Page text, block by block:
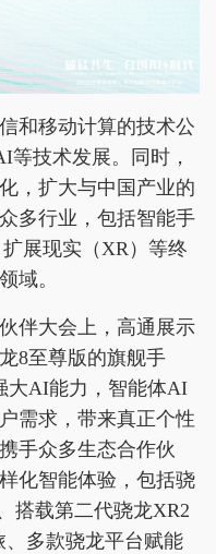
和移动计算的技术公
等技术发展。同时，
，扩大与中国产业的
多行业，包括智能手
展现实（XR）等终
域。
伴大会上，高通展示
8至尊版的旗舰手
大AI能力，智能体AI
需求，带来真正个性
手众多生态合作伙
化智能体验，包括骁
搭载第二代骁龙XR2
多款骁龙平台赋能